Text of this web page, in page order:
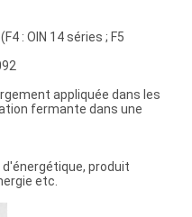
: OIN 14 séries ; F5
appliquée dans les
fermante dans une
produit
etc.